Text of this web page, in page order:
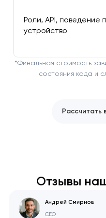
Роли, API, поведение
устройство
*Финальная стоимость
состояния кода и
Рассчитать
Отзывы
Андрей Смирнов
CEO